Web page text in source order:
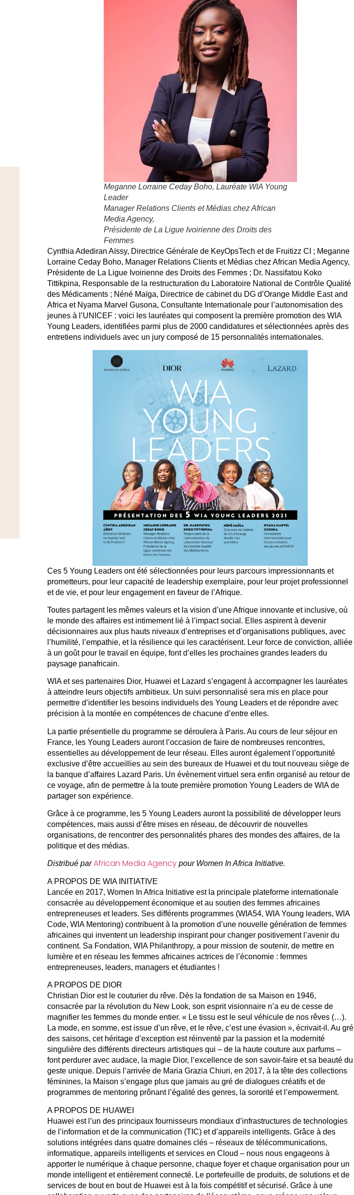
Meganne Lorraine Ceday Boho, Lauréate WIA Young
Leader
Manager Relations Clients et Médias chez African
Media Agency,
Présidente de La Ligue Ivoirienne des Droits des
Femmes
Cynthia Adediran Aïssy, Directrice Générale de KeyOpsTech et de Fruitizz CI ; Meganne
Lorraine Ceday Boho, Manager Relations Clients et Médias chez African Media Agency,
Présidente de La Ligue Ivoirienne des Droits des Femmes; Dr. Nassifatou Koko
Tittikpina, Responsable de la restructuration du Laboratoire National de Contrôle Qualité
des Médicaments ; Néné Maïga, Directrice de cabinet du DG d’Orange Middle East and
Africa et Nyama Marvel Gusona, Consultante Internationale pour l’autonomisation des
jeunes à l’UNICEF : voici les lauréates qui composent la première promotion des WIA
Young Leaders, identifiées parmi plus de 2000 candidatures et sélectionnées après des
entretiens individuels avec un jury composé de 15 personnalités internationales.
Ces 5 Young Leaders ont été sélectionnées pour leurs parcours impressionnants et
prometteurs, pour leur capacité de leadership exemplaire, pour leur projet professionnel
et de vie, et pour leur engagement en faveur de l’Afrique.
Toutes partagent les mêmes valeurs et la vision d’une Afrique innovante et inclusive, où
le monde des affaires est intimement lié à l’impact social. Elles aspirent à devenir
décisionnaires aux plus hauts niveaux d’entreprises et d’organisations publiques, avec
l’humilité, l’empathie, et la résilience qui les caractérisent. Leur force de conviction, alliée
à un goût pour le travail en équipe, font d’elles les prochaines grandes leaders du
paysage panafricain.
WIA et ses partenaires Dior, Huawei et Lazard s’engagent à accompagner les lauréates
à atteindre leurs objectifs ambitieux. Un suivi personnalisé sera mis en place pour
permettre d’identifier les besoins individuels des Young Leaders et de répondre avec
précision à la montée en compétences de chacune d’entre elles.
La partie présentielle du programme se déroulera à Paris. Au cours de leur séjour en
France, les Young Leaders auront l’occasion de faire de nombreuses rencontres,
essentielles au développement de leur réseau. Elles auront également l’opportunité
exclusive d’être accueillies au sein des bureaux de Huawei et du tout nouveau siège de
la banque d’affaires Lazard Paris. Un évènement virtuel sera enfin organisé au retour de
ce voyage, afin de permettre à la toute première promotion Young Leaders de WIA de
partager son expérience.
Grâce à ce programme, les 5 Young Leaders auront la possibilité de développer leurs
compétences, mais aussi d’être mises en réseau, de découvrir de nouvelles
organisations, de rencontrer des personnalités phares des mondes des affaires, de la
politique et des médias.
Distribué parAfrican Media Agencypour Women In Africa Initiative.
A PROPOS DE WIA INITIATIVE
Lancée en 2017, Women In Africa Initiative est la principale plateforme internationale
consacrée au développement économique et au soutien des femmes africaines
entrepreneuses et leaders. Ses différents programmes (WIA54, WIA Young leaders, WIA
Code, WIA Mentoring) contribuent à la promotion d’une nouvelle génération de femmes
africaines qui inventent un leadership inspirant pour changer positivement l’avenir du
continent. Sa Fondation, WIA Philanthropy, a pour mission de soutenir, de mettre en
lumière et en réseau les femmes africaines actrices de l’économie : femmes
entrepreneuses, leaders, managers et étudiantes !
A PROPOS DE DIOR
Christian Dior est le couturier du rêve. Dès la fondation de sa Maison en 1946,
consacrée par la révolution du New Look, son esprit visionnaire n’a eu de cesse de
magnifier les femmes du monde entier. « Le tissu est le seul véhicule de nos rêves (…).
La mode, en somme, est issue d’un rêve, et le rêve, c’est une évasion », écrivait-il. Au gré
des saisons, cet héritage d’exception est réinventé par la passion et la modernité
singulière des différents directeurs artistiques qui – de la haute couture aux parfums –
font perdurer avec audace, la magie Dior, l’excellence de son savoir-faire et sa beauté du
geste unique. Depuis l’arrivée de Maria Grazia Chiuri, en 2017, à la tête des collections
féminines, la Maison s’engage plus que jamais au gré de dialogues créatifs et de
programmes de mentoring prônant l’égalité des genres, la sororité et l’empowerment.
A PROPOS DE HUAWEI
Huawei est l’un des principaux fournisseurs mondiaux d’infrastructures de technologies
de l’information et de la communication (TIC) et d’appareils intelligents. Grâce à des
solutions intégrées dans quatre domaines clés – réseaux de télécommunications,
informatique, appareils intelligents et services en Cloud – nous nous engageons à
apporter le numérique à chaque personne, chaque foyer et chaque organisation pour un
monde intelligent et entièrement connecté. Le portefeuille de produits, de solutions et de
services de bout en bout de Huawei est à la fois compétitif et sécurisé. Grâce à une